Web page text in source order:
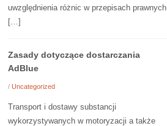
uwzględnienia różnic w przepisach prawnych
[…]
Zasady dotyczące dostarczania
AdBlue
/Uncategorized
Transport i dostawy substancji
wykorzystywanych w motoryzacji a także